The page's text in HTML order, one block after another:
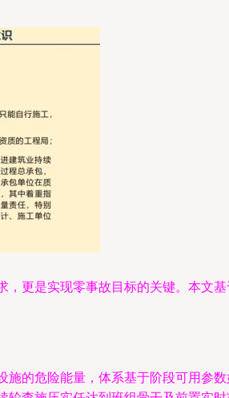
更是实现零事故目标的关键。本文
的危险能量，体系基于阶段可用参